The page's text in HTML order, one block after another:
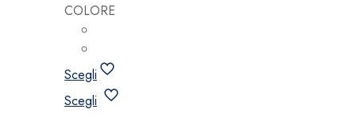
COLORE
Scegli
Scegli Questo